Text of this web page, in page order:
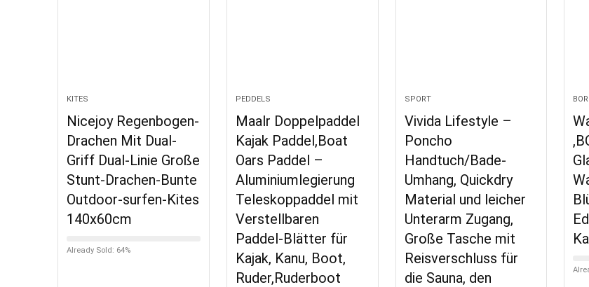
KITES
Nicejoy Regenbogen-
Drachen Mit Dual-
Griff Dual-Linie Große
Stunt-Drachen-Bunte
Outdoor-surfen-Kites
140x60cm
Already Sold: 64%
PEDDELS
Maalr Doppelpaddel
Kajak Paddel,Boat
Oars Paddel –
Aluminiumlegierung
Teleskoppaddel mit
Verstellbaren
Paddel-Blätter für
Kajak, Kanu, Boot,
Ruder,Ruderboot
SPORT
Vivida Lifestyle –
Poncho
Handtuch/Bade-
Umhang, Quickdry
Material und leicher
Unterarm Zugang,
Große Tasche mit
Reisverschluss für
die Sauna, den